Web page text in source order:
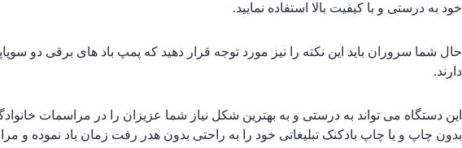
خود به درستی و با کیفیت بالا استفاده نمایید.
دارند.
این دستگاه می تواند به درستی و به بهترین شکل نیاز شما عزیزان را در مراسمات
بدون چاپ و یا چاپ بادکنک تبلیغاتی خود را به راحتی بدون هدر رفت زمان باد نموده و